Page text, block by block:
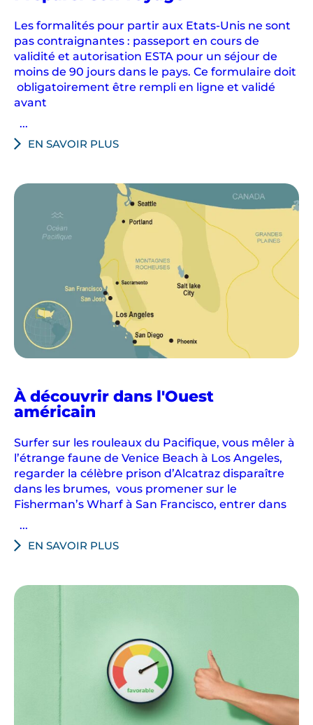
américain
Les formalités pour partir aux Etats-Unis ne sont
pas contraignantes : passeport en cours de
validité et autorisation ESTA pour un séjour de
moins de 90 jours dans le pays. Ce formulaire doit
obligatoirement être rempli en ligne et validé
avant
...
EN SAVOIR PLUS
À découvrir dans l'Ouest
américain
Surfer sur les rouleaux du Pacifique, vous mêler à
l’étrange faune de Venice Beach à Los Angeles,
regarder la célèbre prison d’Alcatraz disparaître
dans les brumes, vous promener sur le
Fisherman’s Wharf à San Francisco, entrer dans
...
EN SAVOIR PLUS